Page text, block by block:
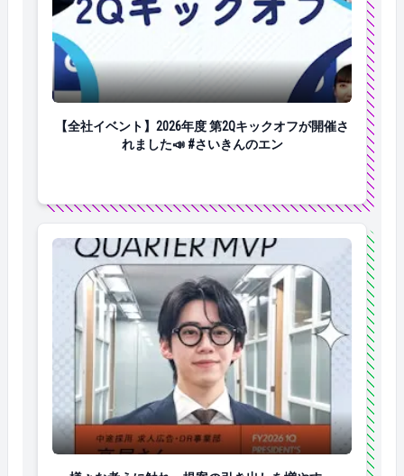
【全社イベント】2026年度 第2Qキックオフが開催さ
【全社イベント】2026年度 第2Qキックオフが開催さ
れました📣 #さいきんのエン
様々な考えに触れ、提案の引き出しを増やす。（